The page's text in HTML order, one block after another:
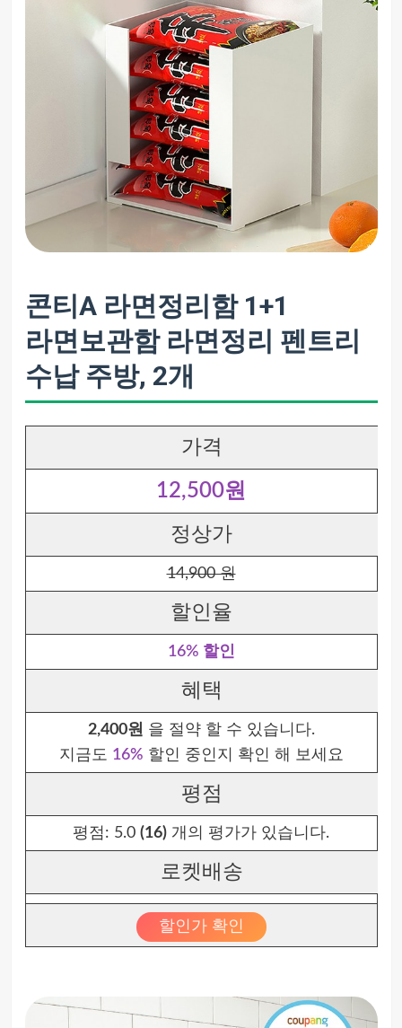
콘티A 라면정리함 1+1
라면보관함 라면정리 펜트리
수납 주방, 2개
가격
12,500원
정상가
14,900 원
할인율
16% 할인
혜택
2,400원 을 절약 할 수 있습니다.
지금도 16% 할인 중인지 확인 해 보세요
평점
평점: 5.0 (16) 개의 평가가 있습니다.
로켓배송
할인가 확인